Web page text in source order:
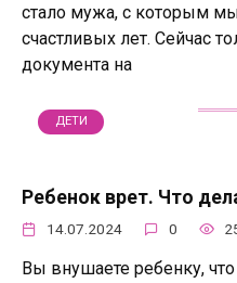
стало мужа, с которым
счастливых лет. Сейчас
документа на
ДЕТИ
Ребенок врет. Что
14.07.2024 0
Вы внушаете ребенку,